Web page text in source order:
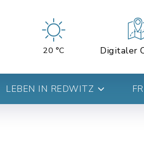
20 °C Digitaler
LEBEN IN REDWITZ